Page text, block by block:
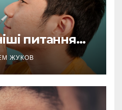
питання
губами
ЖУКОВ